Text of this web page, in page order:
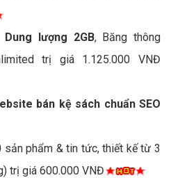
Dung lượng 2GB, Băng thông
trị giá 1.125.000 VNĐ
bán kệ sách chuẩn SEO
phẩm & tin tức, thiết kế từ 3
trị giá 600.000 VNĐ